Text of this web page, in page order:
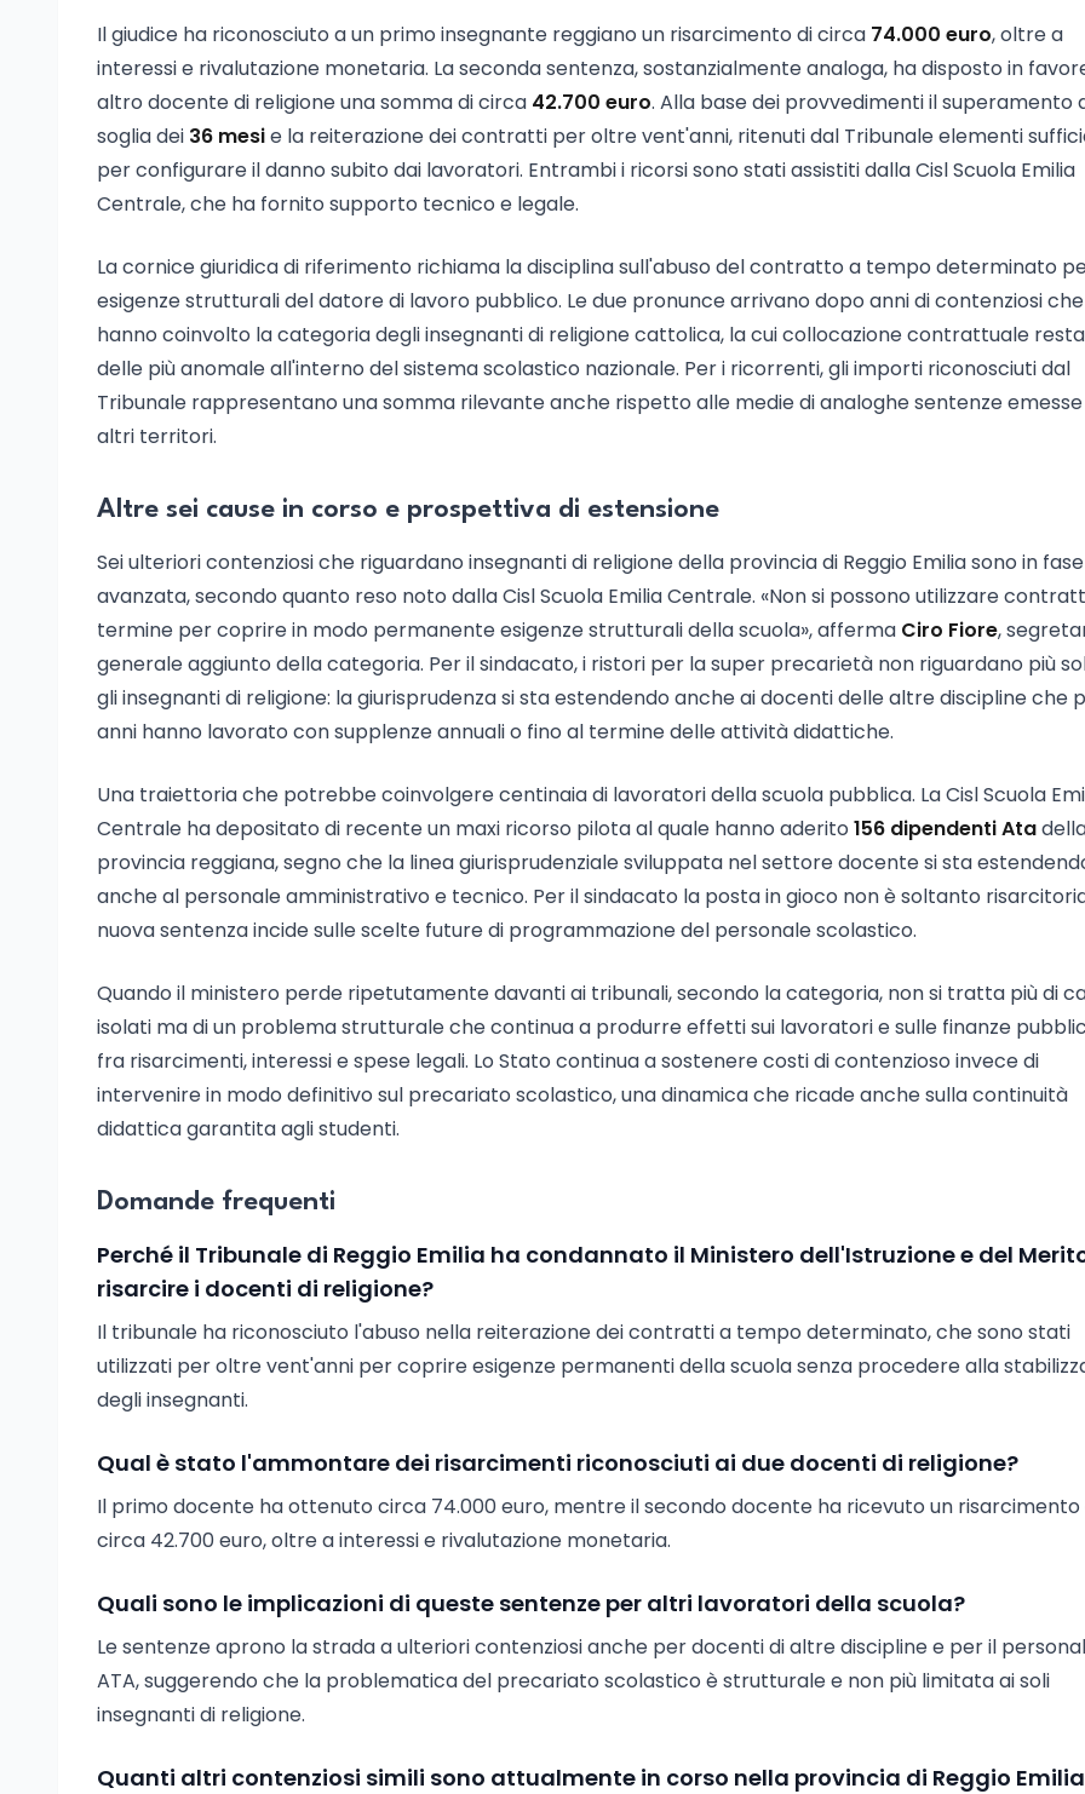
Il giudice ha riconosciuto a un primo insegnante reggiano un risarcimento di circa 74.000 euro, oltre a
interessi e rivalutazione monetaria. La seconda sentenza, sostanzialmente analoga, ha disposto in
altro docente di religione una somma di circa 42.700 euro. Alla base dei provvedimenti il superamento
soglia dei 36 mesie la reiterazione dei contratti per oltre vent'anni, ritenuti dal Tribunale elementi
per configurare il danno subito dai lavoratori. Entrambi i ricorsi sono stati assistiti dalla Cisl Scuola Emilia
Centrale, che ha fornito supporto tecnico e legale.
La cornice giuridica di riferimento richiama la disciplina sull'abuso del contratto a tempo determinato
esigenze strutturali del datore di lavoro pubblico. Le due pronunce arrivano dopo anni di contenziosi che
hanno coinvolto la categoria degli insegnanti di religione cattolica, la cui collocazione contrattuale
delle più anomale all'interno del sistema scolastico nazionale. Per i ricorrenti, gli importi riconosciuti dal
Tribunale rappresentano una somma rilevante anche rispetto alle medie di analoghe sentenze
altri territori.
Altre sei cause in corso e prospettiva di estensione
Sei ulteriori contenziosi che riguardano insegnanti di religione della provincia di Reggio Emilia sono in fase
avanzata, secondo quanto reso noto dalla Cisl Scuola Emilia Centrale. «Non si possono utilizzare
termine per coprire in modo permanente esigenze strutturali della scuola», afferma Ciro Fiore,
generale aggiunto della categoria. Per il sindacato, i ristori per la super precarietà non riguardano più
gli insegnanti di religione: la giurisprudenza si sta estendendo anche ai docenti delle altre discipline che
anni hanno lavorato con supplenze annuali o fino al termine delle attività didattiche.
Una traiettoria che potrebbe coinvolgere centinaia di lavoratori della scuola pubblica. La Cisl Scuola
Centrale ha depositato di recente un maxi ricorso pilota al quale hanno aderito 156 dipendenti Ata
provincia reggiana, segno che la linea giurisprudenziale sviluppata nel settore docente si sta
anche al personale amministrativo e tecnico. Per il sindacato la posta in gioco non è soltanto
nuova sentenza incide sulle scelte future di programmazione del personale scolastico.
Quando il ministero perde ripetutamente davanti ai tribunali, secondo la categoria, non si tratta più di
isolati ma di un problema strutturale che continua a produrre effetti sui lavoratori e sulle finanze
fra risarcimenti, interessi e spese legali. Lo Stato continua a sostenere costi di contenzioso invece di
intervenire in modo definitivo sul precariato scolastico, una dinamica che ricade anche sulla continuità
didattica garantita agli studenti.
Domande frequenti
Perché il Tribunale di Reggio Emilia ha condannato il Ministero dell'Istruzione e del
risarcire i docenti di religione?
Il tribunale ha riconosciuto l'abuso nella reiterazione dei contratti a tempo determinato, che sono stati
utilizzati per oltre vent'anni per coprire esigenze permanenti della scuola senza procedere alla
degli insegnanti.
Qual è stato l'ammontare dei risarcimenti riconosciuti ai due docenti di religione?
Il primo docente ha ottenuto circa 74.000 euro, mentre il secondo docente ha ricevuto un risarcimento
circa 42.700 euro, oltre a interessi e rivalutazione monetaria.
Quali sono le implicazioni di queste sentenze per altri lavoratori della scuola?
Le sentenze aprono la strada a ulteriori contenziosi anche per docenti di altre discipline e per il
ATA, suggerendo che la problematica del precariato scolastico è strutturale e non più limitata ai soli
insegnanti di religione.
Quanti altri contenziosi simili sono attualmente in corso nella provincia di Reggio